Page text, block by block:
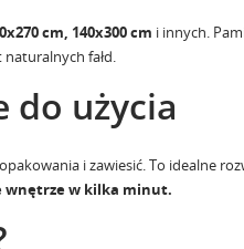
cm, 140x300 cm i innych.
fałd.
do użycia
i zawiesić. To idealne
wnętrze w kilka minut.